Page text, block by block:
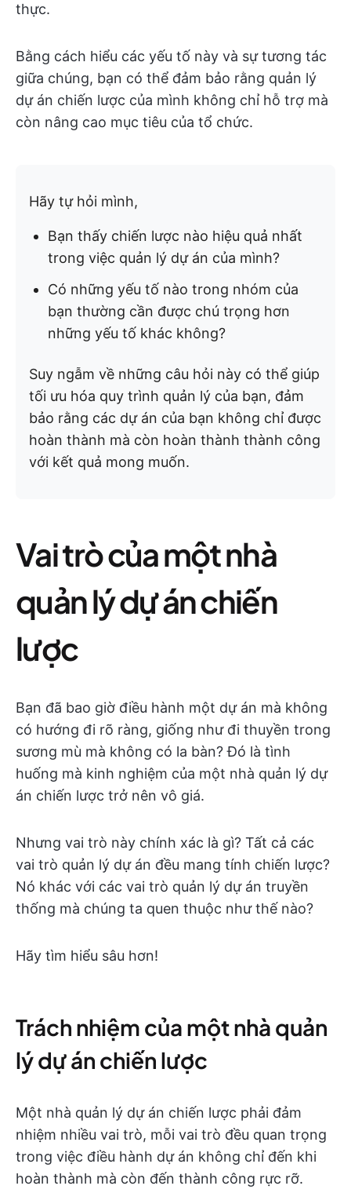
thực.
Bằng cách hiểu các yếu tố này và sự tương tác
giữa chúng, bạn có thể đảm bảo rằng quản lý
dự án chiến lược của mình không chỉ hỗ trợ mà
còn nâng cao mục tiêu của tổ chức.
Hãy tự hỏi mình,
Bạn thấy chiến lược nào hiệu quả nhất
trong việc quản lý dự án của mình?
Có những yếu tố nào trong nhóm của
bạn thường cần được chú trọng hơn
những yếu tố khác không?
Suy ngẫm về những câu hỏi này có thể giúp
tối ưu hóa quy trình quản lý của bạn, đảm
bảo rằng các dự án của bạn không chỉ được
hoàn thành mà còn hoàn thành thành công
với kết quả mong muốn.
Vai trò của một nhà
quản lý dự án chiến
lược
Bạn đã bao giờ điều hành một dự án mà không
có hướng đi rõ ràng, giống như đi thuyền trong
sương mù mà không có la bàn? Đó là tình
huống mà kinh nghiệm của một nhà quản lý dự
án chiến lược trở nên vô giá.
Nhưng vai trò này chính xác là gì? Tất cả các
vai trò quản lý dự án đều mang tính chiến lược?
Nó khác với các vai trò quản lý dự án truyền
thống mà chúng ta quen thuộc như thế nào?
Hãy tìm hiểu sâu hơn!
Trách nhiệm của một nhà quản
lý dự án chiến lược
Một nhà quản lý dự án chiến lược phải đảm
nhiệm nhiều vai trò, mỗi vai trò đều quan trọng
trong việc điều hành dự án không chỉ đến khi
hoàn thành mà còn đến thành công rực rỡ.